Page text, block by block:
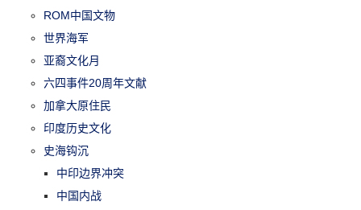
ROM中国文物
世界海军
亚裔文化月
六四事件20周年文献
加拿大原住民
印度历史文化
史海钩沉
中印边界冲突
中国内战